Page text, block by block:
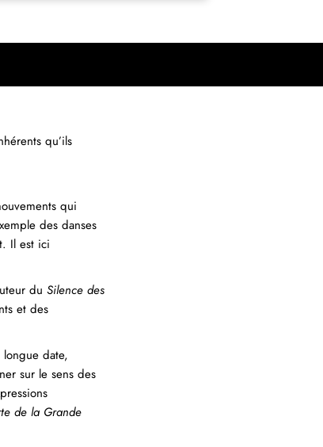
qu’ils
qui
des danses
Il est ici
du Silence des
et des
date,
sur le sens des
de la Grande